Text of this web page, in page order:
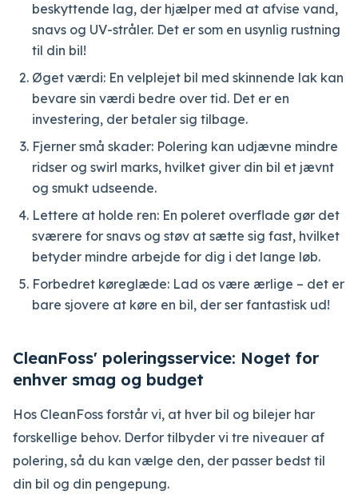
beskyttende lag, der hjælper med at afvise vand,
snavs og UV-stråler. Det er som en usynlig rustning
til din bil!
Øget værdi: En velplejet bil med skinnende lak kan
bevare sin værdi bedre over tid. Det er en
investering, der betaler sig tilbage.
Fjerner små skader: Polering kan udjævne mindre
ridser og swirl marks, hvilket giver din bil et jævnt
og smukt udseende.
Lettere at holde ren: En poleret overflade gør det
sværere for snavs og støv at sætte sig fast, hvilket
betyder mindre arbejde for dig i det lange løb.
Forbedret køreglæde: Lad os være ærlige – det er
bare sjovere at køre en bil, der ser fantastisk ud!
CleanFoss' poleringsservice: Noget for
enhver smag og budget
Hos CleanFoss forstår vi, at hver bil og bilejer har
forskellige behov. Derfor tilbyder vi tre niveauer af
polering, så du kan vælge den, der passer bedst til
din bil og din pengepung.